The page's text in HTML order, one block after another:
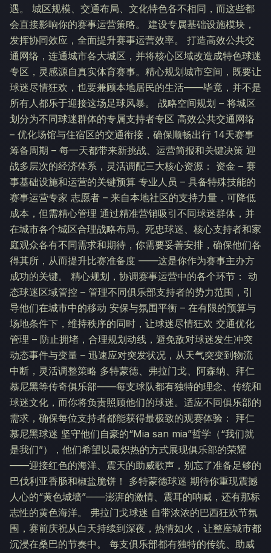
遇。 城区规模、交通布局、文化特色各不相同，而这些都
会直接影响你的赛事运营策略。 建设专属基础设施模块，
发挥协同效应，全面提升赛事运营效率。 打造高效公共交
通网络，连通城市各大城区，并将核心区域改造成特色球迷
专区，灵感源自真实体育赛事。精心规划城市空间，既要让
球迷尽情狂欢，也要兼顾本地居民的生活——毕竟，并不是
所有人都乐于迎接这场足球风暴。 战略空间规划 – 将城区
划分为不同球迷群体的专属支持者专区 高效公共交通网络
– 优化场馆与住宿区的交通衔接，确保顺畅出行 14天赛事
筹备周期 – 每一天都带来新挑战、运营简报和关键决策 迎
战多层次的经济体系，灵活调配三大核心资源： 资金 – 赛
事基础设施和运营的关键预算 专业人员 – 具备特殊技能的
赛事运营专家 志愿者 – 来自本地社区的支持力量，可降低
成本，但需精心管理 通过精准营销吸引不同球迷群体，并
在城市各个城区合理战略布局。死忠球迷、核心支持者和家
庭观众各有不同需求和期待，你需要妥善安排，确保他们各
得其所，从而提升比赛准备度 ——这是你作为赛事主办方
成功的关键。 精心规划，协调赛事运营中的各个环节： 动
态球迷区域管控 – 管理不同俱乐部支持者的势力范围，引
导他们在城市中的移动 安保与氛围平衡 – 在有限的预算与
场地条件下，维持秩序的同时，让球迷尽情狂欢 交通优化
管理 – 防止拥堵，合理规划动线，避免敌对球迷发生冲突
动态事件与变量 – 迅速应对突发状况，从天气突变到物流
中断，灵活调整策略 多特蒙德、弗拉门戈、阿森纳、拜仁
慕尼黑等传奇俱乐部——每支球队都有独特的理念、传统和
球迷文化，而你将负责照顾他们的球迷。适应不同俱乐部的
需求，确保每位支持者都能获得最极致的观赛体验： 拜仁
慕尼黑球迷 坚守他们自豪的“Mia san mia”哲学（“我们就
是我们”），他们希望以最炽热的方式展现俱乐部的荣耀
——迎接红色的海洋、震天的助威歌声，别忘了准备足够的
巴伐利亚香肠和椒盐脆饼！ 多特蒙德球迷 期待你重现震撼
人心的“黄色城墙”——澎湃的激情、震耳的呐喊，还有那标
志性的黄色海洋。 弗拉门戈球迷 自带浓浓的巴西狂欢节氛
围，赛前庆祝从白天持续到深夜，热情如火，让整座城市都
沉浸在桑巴的节奏中。 每支俱乐部都有独特的传统、助威